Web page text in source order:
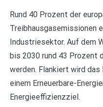
Rund 40 Prozent der
Treibhausgasemissionen
Industriesektor. Auf dem
bis 2030 rund 43 Prozent
werden. Flankiert wird
einem Erneuerbare-
Energieeffizienzziel.